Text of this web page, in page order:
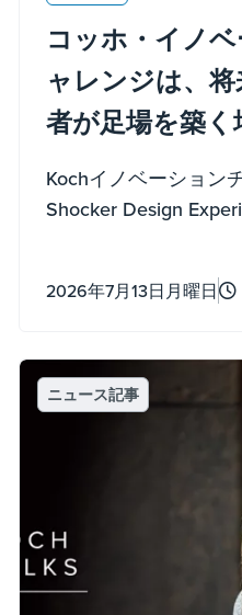
コッホ・イノ
ャレンジは、
者が足場を築
Kochイノベーション
Shocker Design
2026年7月13日月曜日
ニュース記事